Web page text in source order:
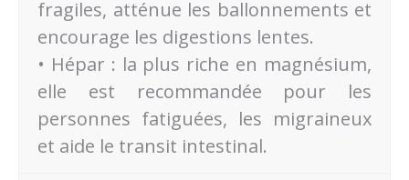
fragiles, atténue les ballonnements et
encourage les digestions lentes.
• Hépar : la plus riche en magnésium,
elle est recommandée pour les
personnes fatiguées, les migraineux
et aide le transit intestinal.